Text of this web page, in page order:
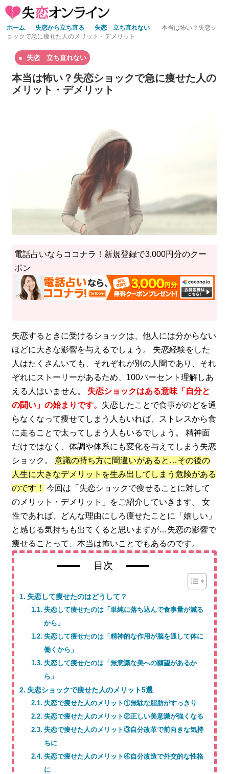
ホーム 失恋から立ち直る 失恋 立ち直れない
本当は怖い？失恋シ
ョックで急に痩せた人のメリット・デメリット
失恋 立ち直れない
本当は怖い？失恋ショックで急に痩せた人の
メリット・デメリット
電話占いならココナラ！新規登録で3,000円分のクー
ポン
失恋するときに受けるショックは、他人には分からない
ほどに大きな影響を与えるでしょう。 失恋経験をした
人はたくさんいても、それぞれが別の人間であり、それ
ぞれにストーリーがあるため、100パーセント理解しあ
える人はいません。 失恋ショックはある意味「自分と
の闘い」の始まりです。 失恋したことで食事がのどを通
らなくなって痩せてしまう人もいれば、ストレスから食
に走ることで太ってしまう人もいるでしょう。 精神面
だけではなく、体調や体系にも変化を与えてしまう失恋
ショック。意識の持ち方に間違いがあると…その後の
人生に大きなデメリットを生み出してしまう危険がある
のです！
今回は「失恋ショックで痩せることに対して
のメリット・デメリット」をご紹介していきます。 女
性であれば、どんな理由にしろ痩せたことに「嬉しい」
と感じる気持ちも出てくると思いますが…失恋の影響で
痩せることって、本当は怖いことでもあるのです。
目次
失恋して痩せたのはどうして？
失恋して痩せたのは「単純に落ち込んで食事量が減る
から」
失恋して痩せたのは「精神的な作用が脳を通して体に
働くから」
失恋して痩せたのは「無意識な美への願望があるか
ら」
失恋ショックで痩せた人のメリット5選
失恋で痩せた人のメリット①無駄な脂肪がすっきり
失恋で痩せた人のメリット②正しい美意識が強くなる
失恋で痩せた人のメリット③自分改革で前向きな気持
ちに
失恋で痩せた人のメリット④自分改造で外交的な性格
に